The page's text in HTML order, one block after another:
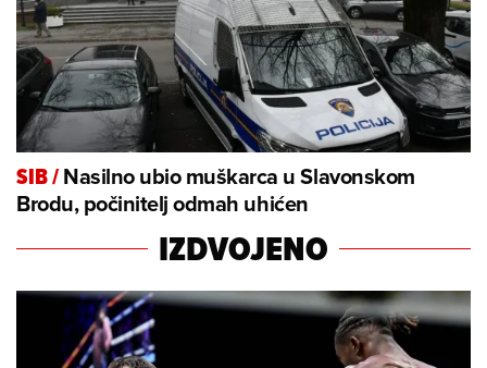
SIB/Nasilno ubio muškarca u Slavonskom
Brodu, počinitelj odmah uhićen
IZDVOJENO